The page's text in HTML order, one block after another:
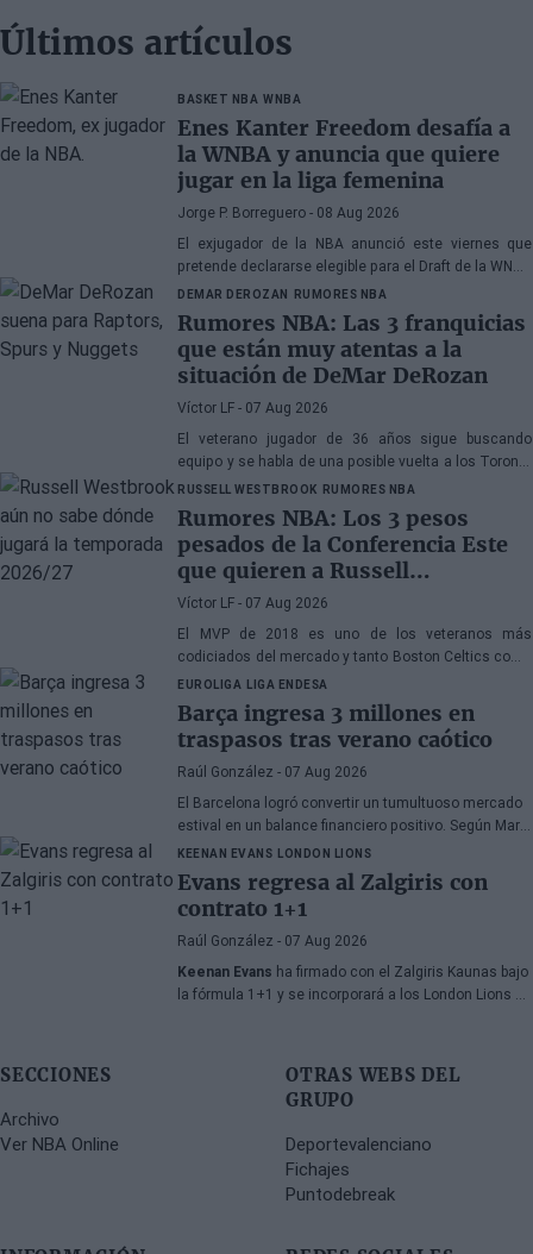
Últimos artículos
BASKET NBA WNBA
Enes Kanter Freedom desafía a
la WNBA y anuncia que quiere
jugar en la liga femenina
Jorge P. Borreguero - 08 Aug 2026
El exjugador de la NBA anunció este viernes que
pretende declararse elegible para el Draft de la WNBA
de 2027
DEMAR DEROZAN RUMORES NBA
Rumores NBA: Las 3 franquicias
que están muy atentas a la
situación de DeMar DeRozan
Víctor LF - 07 Aug 2026
El veterano jugador de 36 años sigue buscando
equipo y se habla de una posible vuelta a los Toronto
Raptors o San Antonio Spurs, mientras Denver
Nuggets también forma parte de la ecuación
RUSSELL WESTBROOK RUMORES NBA
Rumores NBA: Los 3 pesos
pesados de la Conferencia Este
que quieren a Russell
Westbrook
Víctor LF - 07 Aug 2026
El MVP de 2018 es uno de los veteranos más
codiciados del mercado y tanto Boston Celtics como
Cleveland Cavaliers y Detroit Pistons estarían
interesados en hacerse con sus servicios
EUROLIGA LIGA ENDESA
Barça ingresa 3 millones en
traspasos tras verano caótico
Raúl González - 07 Aug 2026
El Barcelona logró convertir un tumultuoso mercado
estival en un balance financiero positivo. Según Marc
Mundet, la sección azulgrana ingresó cerca de tres
millones de euros procedentes de salidas de
jugadores, a pesar de un proceso de transferencias
marcado por la incertidumbre y los cambios de
última hora.
KEENAN EVANS LONDON LIONS
Evans regresa al Zalgiris con
contrato 1+1
Raúl González - 07 Aug 2026
Keenan Evans ha firmado con el Zalgiris Kaunas bajo
la fórmula 1+1 y se incorporará a los London Lions en
SECCIONES
Archivo
Ver NBA Online
OTRAS WEBS DEL
GRUPO
Deportevalenciano
Fichajes
Puntodebreak